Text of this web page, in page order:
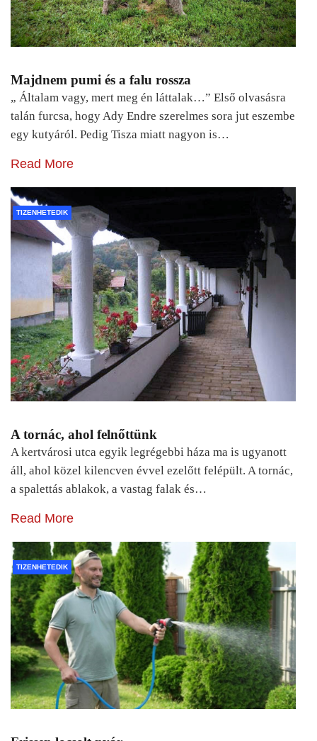
Majdnem pumi és a falu rossza
„ Általam vagy, mert meg én láttalak…” Első olvasásra
talán furcsa, hogy Ady Endre szerelmes sora jut eszembe
egy kutyáról. Pedig Tisza miatt nagyon is…
Read More
TIZENHETEDIK
A tornác, ahol felnőttünk
A kertvárosi utca egyik legrégebbi háza ma is ugyanott
áll, ahol közel kilencven évvel ezelőtt felépült. A tornác,
a spalettás ablakok, a vastag falak és…
Read More
TIZENHETEDIK